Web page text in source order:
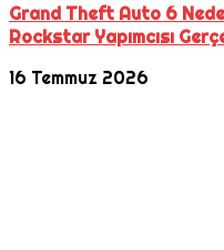
Grand Theft Auto 6
Rockstar Yapımcısı
16 Temmuz 2026